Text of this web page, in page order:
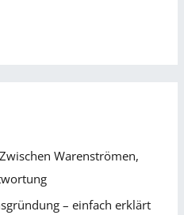
Warenströmen,
– einfach erklärt